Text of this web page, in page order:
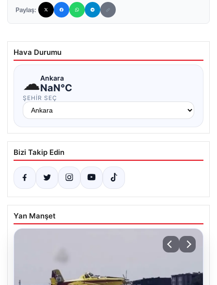
Paylaş:
Hava Durumu
☁Ankara
NaN°C
ŞEHIR SEÇ
Bizi Takip Edin
Yan Manşet